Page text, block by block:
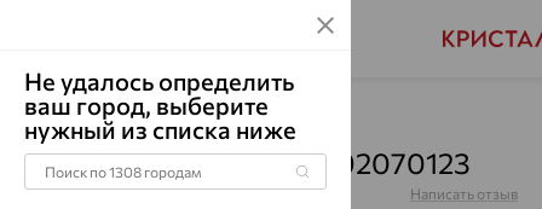
Главная Каталог Колье Топаз
Колье, серебро, топаз, 92070123
Артикул:92070123 Написать отзыв
Не удалось определить
ваш город, выберите
нужный из списка ниже